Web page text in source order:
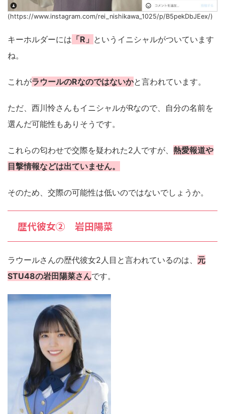
(https://www.instagram.com/rei_nishikawa_1025/p/B5pekDbJEex/)
キーホルダーには 「R」 というイニシャルがついています
ね。
これがラウールのRなのではないかと言われています。
ただ、西川怜さんもイニシャルがRなので、自分の名前を
選んだ可能性もありそうです。
これらの匂わせで交際を疑われた2人ですが、 熱愛報道や
目撃情報などは出ていません。
そのため、交際の可能性は低いのではないでしょうか。
歴代彼女② 岩田陽菜
ラウールさんの歴代彼女2人目と言われているのは、 元
STU48の岩田陽菜さんです。